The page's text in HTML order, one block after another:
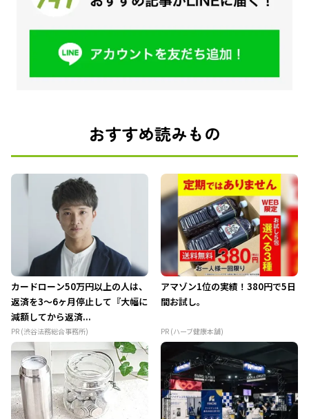
おすすめ読みもの
カードローン50万円以上の人は、
返済を3～6ヶ月停止して『大幅に
減額してから返済...
PR (渋谷法務総合事務所)
アマゾン1位の実績！380円で5日
間お試し。
PR (ハーブ健康本舗)